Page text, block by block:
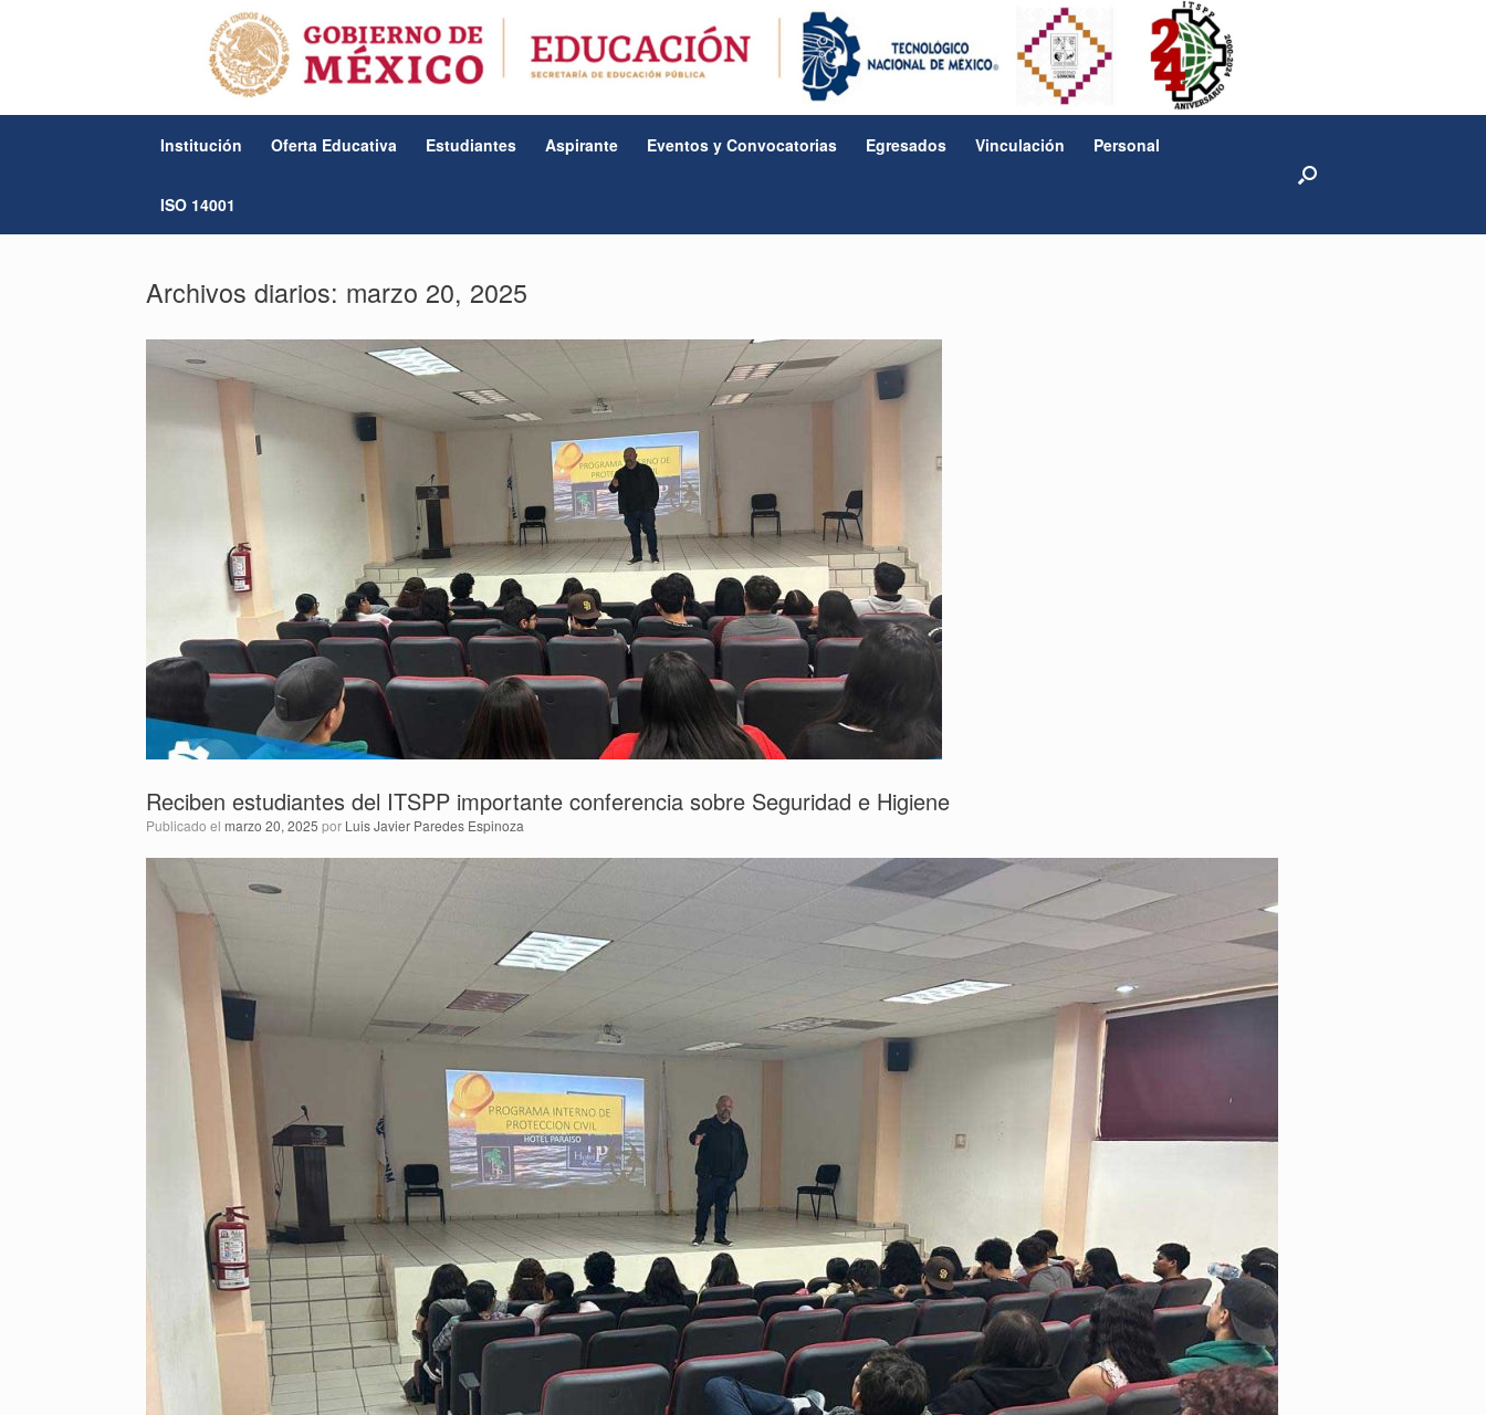
Institución Oferta Educativa Estudiantes Aspirante Eventos y Convocatorias Egresados Vinculación Personal
ISO 14001
Archivos diarios: marzo 20, 2025
Reciben estudiantes del ITSPP importante conferencia sobre Seguridad e Higiene
Publicado el marzo 20, 2025 por Luis Javier Paredes Espinoza